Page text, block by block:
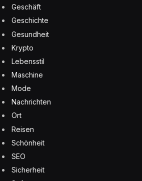
Geschäft
Geschichte
Gesundheit
Krypto
Lebensstil
Maschine
Mode
Nachrichten
Ort
Reisen
Schönheit
SEO
Sicherheit